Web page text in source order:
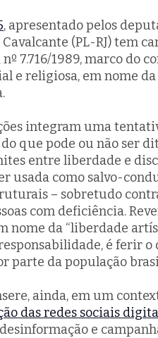
, apresentado pelos
Cavalcante (PL-RJ) tem
7.716/1989, marco do
e religiosa, em nome
integram uma
que pode ou não ser
entre liberdade e
usada como salvo-
– sobretudo
com deficiência.
nome da “liberdade
é ferir
parte da população
ainda, em um
das redes sociais
e